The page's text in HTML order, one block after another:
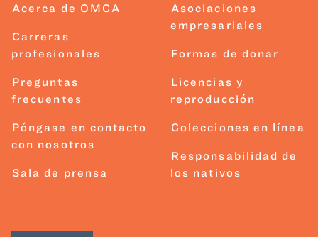
Acerca de OMCA
Carreras
profesionales
Preguntas
frecuentes
Póngase en contacto
con nosotros
Sala de prensa
Asociaciones
empresariales
Formas de donar
Licencias y
reproducción
Colecciones en línea
Responsabilidad de
los nativos